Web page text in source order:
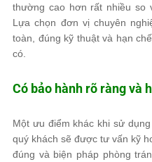
thường cao hơn rất nhiều so
Lựa chọn đơn vị chuyên
toàn, đúng kỹ thuật và hạn
có.
Có bảo hành rõ ràng và
Một ưu điểm khác khi sử
quý khách sẽ được tư vấn kỹ
đúng và biện pháp phòng